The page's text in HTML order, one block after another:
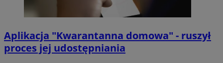
Aplikacja "Kwarantanna domowa" - ruszył
proces jej udostępniania